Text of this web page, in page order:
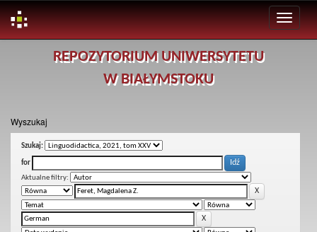
REPOZYTORIUM UNIWERSYTETU
W BIAŁYMSTOKU
Wyszukaj
Szukaj:
for
Aktualne filtry: